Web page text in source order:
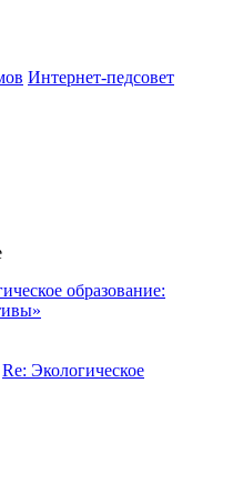
Интернет-педсовет
образование:
Re: Экологическое